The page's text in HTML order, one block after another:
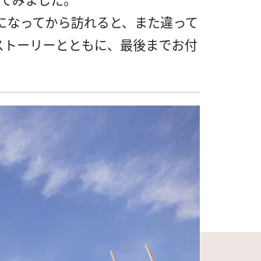
ってから訪れると、また違って
ーリーとともに、最後までお付